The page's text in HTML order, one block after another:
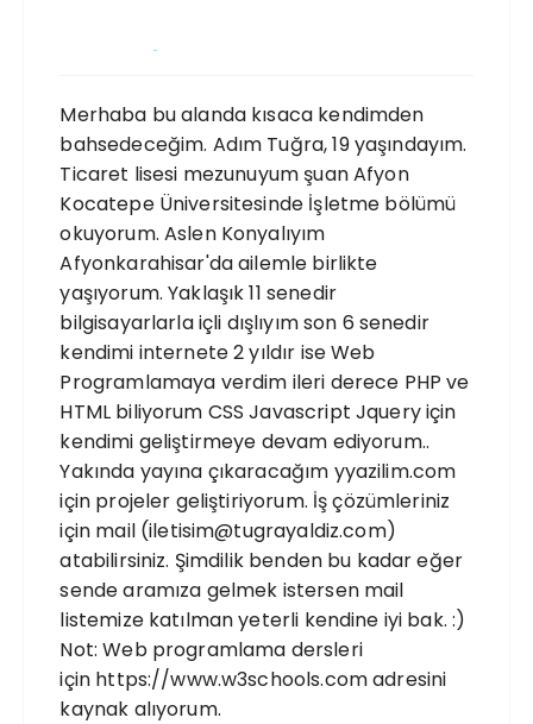
Merhaba bu alanda kısaca kendimden
bahsedeceğim. Adım Tuğra, 19 yaşındayım.
Ticaret lisesi mezunuyum şuan Afyon
Kocatepe Üniversitesinde İşletme bölümü
okuyorum. Aslen Konyalıyım
Afyonkarahisar'da ailemle birlikte
yaşıyorum. Yaklaşık 11 senedir
bilgisayarlarla içli dışlıyım son 6 senedir
kendimi internete 2 yıldır ise Web
Programlamaya verdim ileri derece PHP ve
HTML biliyorum CSS Javascript Jquery için
kendimi geliştirmeye devam ediyorum..
Yakında yayına çıkaracağım yyazilim.com
için projeler geliştiriyorum. İş çözümleriniz
için mail (iletisim@tugrayaldiz.com)
atabilirsiniz. Şimdilik benden bu kadar eğer
sende aramıza gelmek istersen mail
listemize katılman yeterli kendine iyi bak. :)
Not: Web programlama dersleri
için https://www.w3schools.com adresini
kaynak alıyorum.